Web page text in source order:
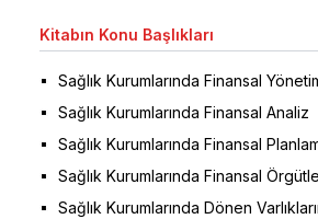
Kitabın Konu Başlıkları
Sağlık Kurumlarında Finansal
Sağlık Kurumlarında Finansal Analiz
Sağlık Kurumlarında Finansal
Sağlık Kurumlarında Finansal
Sağlık Kurumlarında Dönen